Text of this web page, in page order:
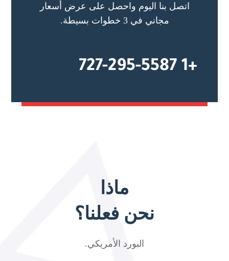
اتصل بنا اليوم واحصل على عرض أسعار
مجاني في 3 خطوات بسيطة.
+1 727-295-5587
ماذا
نحن فعلنا؟
البورد الأمريكي.